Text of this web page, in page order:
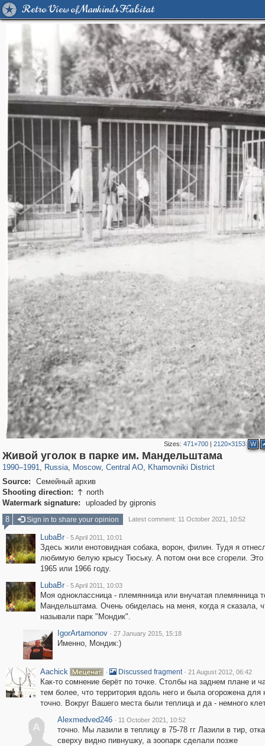
Retro View of Mankind's Habitat
Sizes: 471×700| 2120×3153 W
Живой уголок в парке им. Мандельштама
1990–1991, Russia
1,407,712 29,262
, Moscow
319,968 8,295
, Central AO
160,055 5,920
, Khamovniki District
19,395 722
Source:
Семейный архив
Shooting direction:  north
Watermark signature:
uploaded by gipronis
8
Sign in to share your opinion Latest comment: 11 October 2021, 10:52
LubaBr · 5 April 2011, 10:01
Здесь жили енотовидная собака, ворон, филин. Тудя я
любимую белую крысу Тюську. А потом они все сгорели.
1965 или 1966 году.
LubaBr · 5 April 2011, 10:03
Моя одноклассница - племянница или внучатая племянница
Мандельштама. Очень обиделась на меня, когда я сказала,
называли парк "Мондик".
IgorArtamonov · 27 January 2015, 15:18
Именно, Мондик:)
Aachick · Discussed fragment · 21 August 2012, 06:42
Как-то сомнение берёт по точке. Столбы на заднем плане и
тем более, что территория вдоль него и была огорожена
точно. Вокруг Вашего места были теплица и да - немного
A
Alexmedved246 · 11 October 2021, 10:52
точно. Мы лазили в теплицу в 75-78 гг Лазили в тир,
сверху видно пивнушку, а зоопарк сделали позже